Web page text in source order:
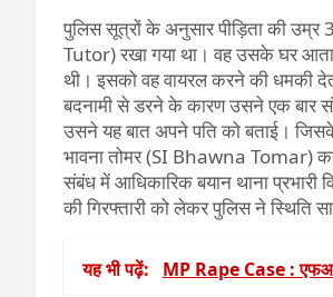
पुलिस सूत्रों के अनुसार पीड़िता की
Tutor) रखा गया था। वह उसके घर
थी। इसको वह वायरल करने की धमकी
बदनामी से डरने के कारण उसने एक बार
उसने यह बात अपने पति को बताई।
भावना तोमर (SI Bhawna Tomar) कर
संबंध में आधिकारिक बयान थाना
की गिरफ्तारी को लेकर पुलिस ने स्थिति
यह भी पढ़ें: MP Rape Case :